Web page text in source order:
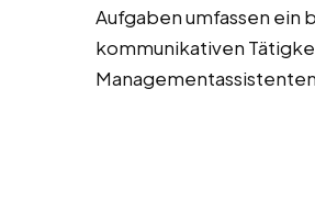
Aufgaben umfassen ein
kommunikativen